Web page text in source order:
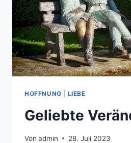
HOFFNUNG LIEBE
Geliebte
Von admin 28. Juli 2023